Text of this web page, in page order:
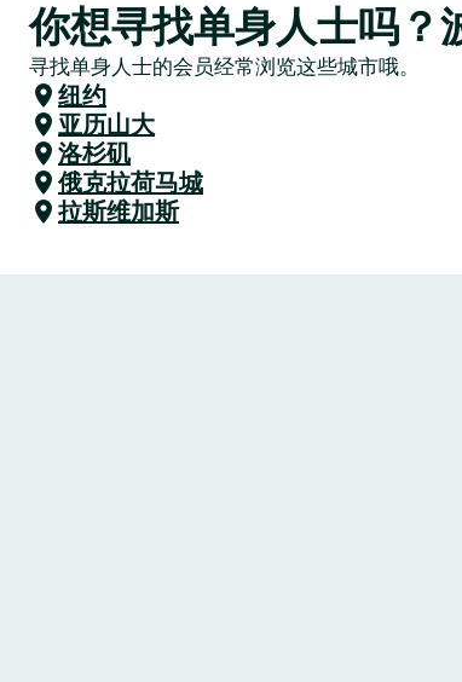
你想寻找单身人士吗？
寻找单身人士的会员经常浏览这些城市哦。
纽约
亚历山大
洛杉矶
俄克拉荷马城
拉斯维加斯